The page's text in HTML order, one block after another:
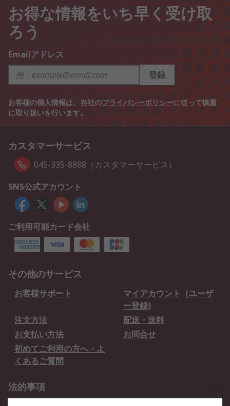
お得な情報をいち早く受け取
ろう
Emailアドレス
登録
お客様の個人情報は、当社のプライバシーポリシーに従って慎重
に取り扱いを行います。
カスタマーサービス
045-335-8888（カスタマーサービス）
SNS公式アカウント
ご利用可能カード会社
その他のサービス
お客様サポート
マイアカウント（ユーザ
ー登録)
注文方法
配送・送料
お支払い方法
お問合せ
初めてご利用の方へ・よ
くあるご質問
法的事項